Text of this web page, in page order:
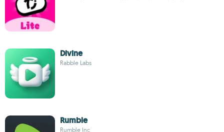
Divine
Rabble Labs
Rumble
Rumble Inc